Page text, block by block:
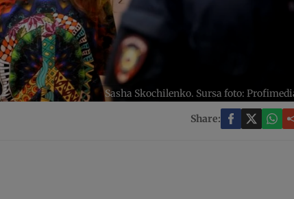
Sasha Skochilenko. Sursa foto:
Share: